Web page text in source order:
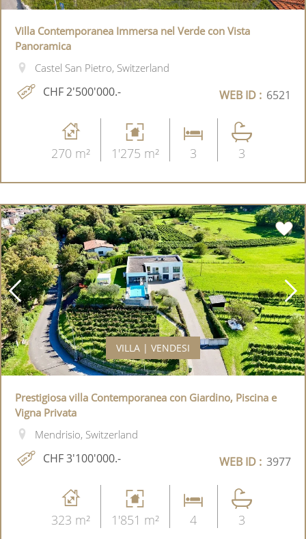
Villa Contemporanea Immersa nel Verde con Vista
Panoramica
Castel San Pietro, Switzerland
CHF 2'500'000.- WEB ID : 6521
270 m² 1'275 m² 3 3
VILLA | VENDESI
Prestigiosa villa Contemporanea con Giardino, Piscina e
Vigna Privata
Mendrisio, Switzerland
CHF 3'100'000.- WEB ID : 3977
323 m² 1'851 m² 4 3